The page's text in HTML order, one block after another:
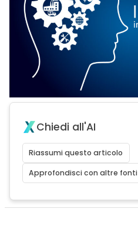
Chiedi all'AI
Riassumi questo articolo
Approfondisci con altre fonti